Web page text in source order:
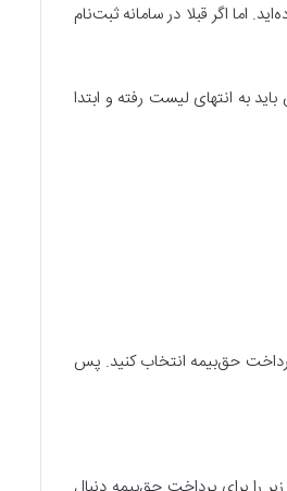
اما اگر قبلا در سامانه ثبت‌نام
به انتهای لیست رفته و ابتدا
پرداخت حق‌بیمه انتخاب کنید. پس